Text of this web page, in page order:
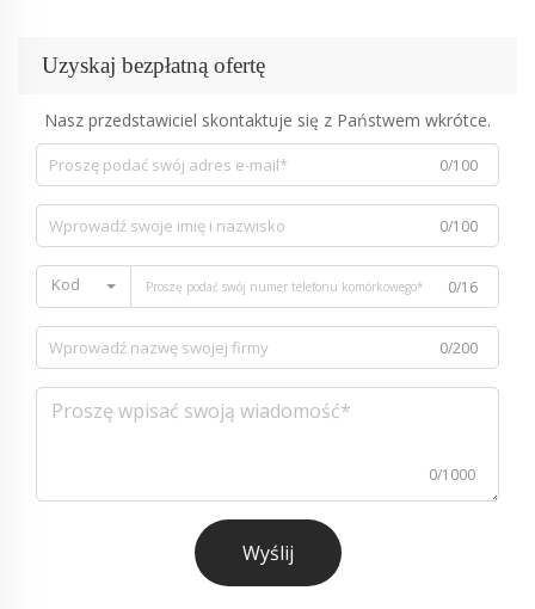
Uzyskaj bezpłatną ofertę
Nasz przedstawiciel skontaktuje się z Państwem wkrótce.
0/100
0/100
Kod 0/16
0/200
0/1000
Wyślij